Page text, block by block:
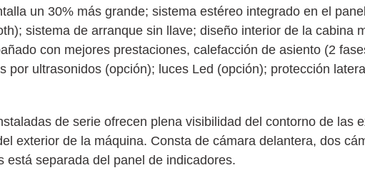
un 30% más grande; sistema estéreo integrado en el
sistema de arranque sin llave; diseño interior de la cabina
con mejores prestaciones, calefacción de asiento (2
por ultrasonidos (opción); luces Led (opción); protección
de serie ofrecen plena visibilidad del contorno de las
exterior de la máquina. Consta de cámara delantera, dos
está separada del panel de indicadores.